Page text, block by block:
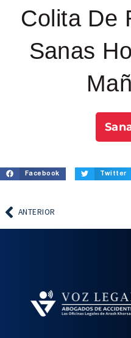
Colita De
Sanas
Facebook Twitter
ANTERIOR